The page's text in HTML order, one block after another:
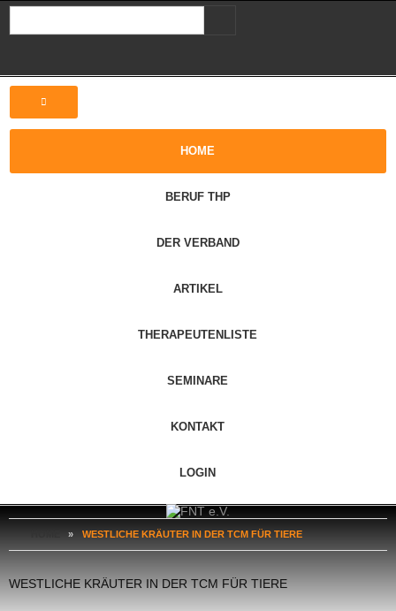
HOME
BERUF THP
DER VERBAND
ARTIKEL
THERAPEUTENLISTE
SEMINARE
KONTAKT
LOGIN
» WESTLICHE KRÄUTER IN DER TCM FÜR TIERE
WESTLICHE KRÄUTER IN DER TCM FÜR TIERE